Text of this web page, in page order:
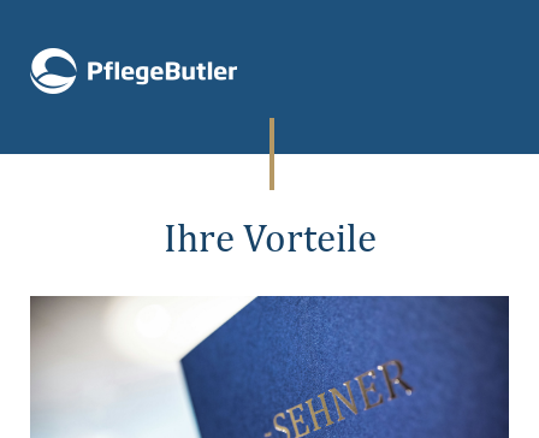
Ihre Vorteile